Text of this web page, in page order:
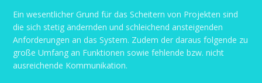
Ein wesentlicher Grund für das Scheitern von Projekten sind
die sich stetig ändernden und schleichend ansteigenden
Anforderungen an das System. Zudem der daraus folgende zu
große Umfang an Funktionen sowie fehlende bzw. nicht
ausreichende Kommunikation.